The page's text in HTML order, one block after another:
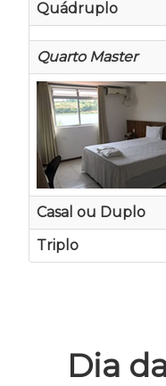
Quádruplo
Quarto Master
Casal ou Duplo
Triplo
Dia